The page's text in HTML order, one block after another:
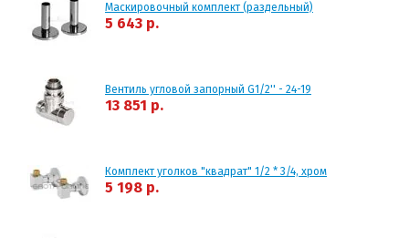
Маскировочный комплект (раздельный)
5 643 р.
Вентиль угловой запорный G1/2'' - 24-19
13 851 р.
Комплект уголков "квадрат" 1/2 * 3/4, хром
5 198 р.